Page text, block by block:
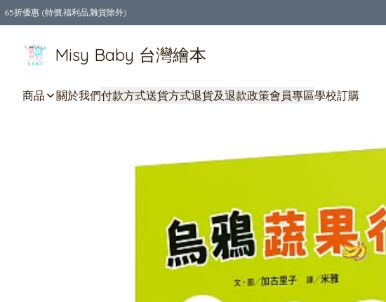
65折優惠 (特價,福利品,雜貨除外)
Misy Baby 台灣繪本
商品 關於我們付款方式送貨方式退貨及退款政策會員專區學校訂購